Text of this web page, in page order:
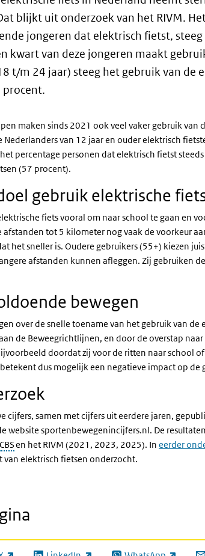
blijkt uit onderzoek van het RIVM.
jongeren dat elektrisch fietst,
kwart van deze jongeren maakt
t/m 24 jaar) steeg het gebruik van de
procent.
maken sinds 2021 ook veel vaker gebruik van
Nederlanders van 12 jaar en ouder elektrisch
percentage personen dat elektrisch fietst
(57 procent).
gebruik elektrische
fiets vooral om naar school te gaan en
afstanden tot 5 kilometer nog vaak de voorkeur
het sneller is. Oudere gebruikers (55+) kiezen
afstanden kunnen afleggen. Zij gebruiken
bewegen
over de snelle toename van het gebruik van
de Beweegrichtlijnen, en door de overstap
doordat zij voor de ritten naar school
dus mogelijk een negatieve impact op de
cijfers, samen met cijfers uit eerdere jaren,
link)
website sportenbewegenincijfers.nl. De
CBSen het RIVM (2021, 2023, 2025). In eerder
van elektrisch fietsen onderzocht.